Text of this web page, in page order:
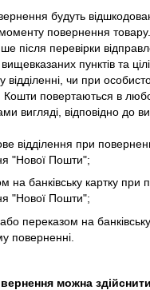
будуть
моменту повернення
після перевірки
пунктів та
відділенні, чи при
Кошти повертаються в
вигляді, відповідно до
відділення при
"Нової Пошти";
на банківську картку при
"Нової Пошти";
або переказом на
поверненні.
можна